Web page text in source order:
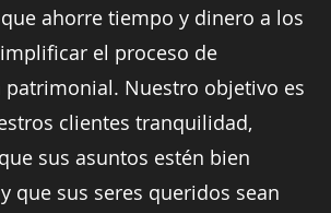
ahorre tiempo y dinero a los
el proceso de
Nuestro objetivo es
clientes tranquilidad,
sus asuntos estén bien
que sus seres queridos sean